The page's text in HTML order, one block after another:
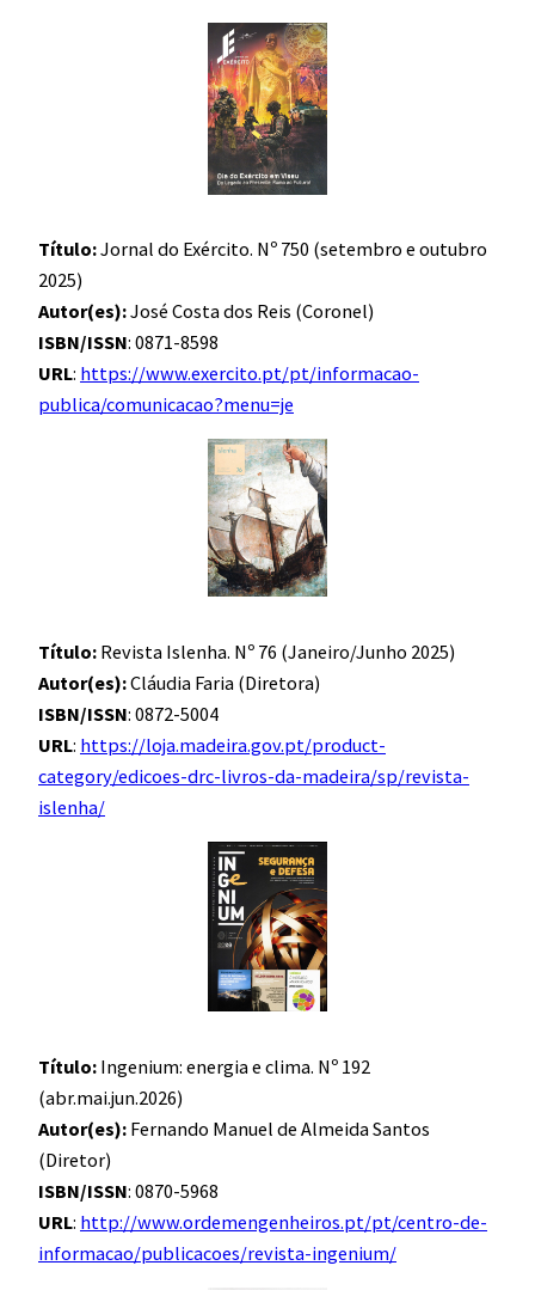
Título:Jornal do Exército. Nº 750 (setembro e outubro
2025)
Autor(es):José Costa dos Reis (Coronel)
ISBN/ISSN: 0871-8598
URL: https://www.exercito.pt/pt/informacao-
publica/comunicacao?menu=je
Título: Revista Islenha. Nº 76 (Janeiro/Junho 2025)
Autor(es):Cláudia Faria (Diretora)
ISBN/ISSN: 0872-5004
URL: https://loja.madeira.gov.pt/product-
category/edicoes-drc-livros-da-madeira/sp/revista-
islenha/
Título: Ingenium: energia e clima. Nº 192
(abr.mai.jun.2026)
Autor(es): Fernando Manuel de Almeida Santos
(Diretor)
ISBN/ISSN: 0870-5968
URL: http://www.ordemengenheiros.pt/pt/centro-de-
informacao/publicacoes/revista-ingenium/